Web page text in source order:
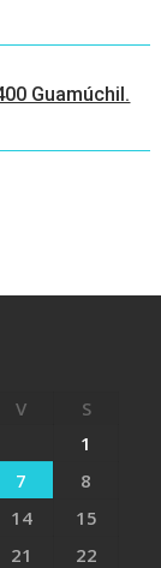
Guamúchil.
V
S
1
7
8
14
15
21
22